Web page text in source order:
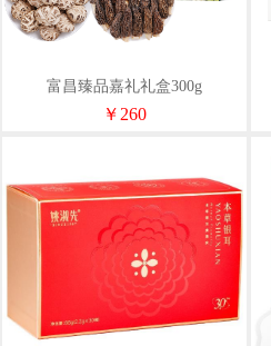
富昌臻品嘉礼礼盒300g
￥260